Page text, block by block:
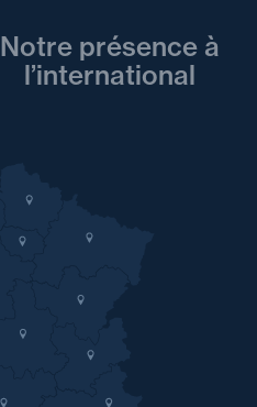
Notre présence à
l’international